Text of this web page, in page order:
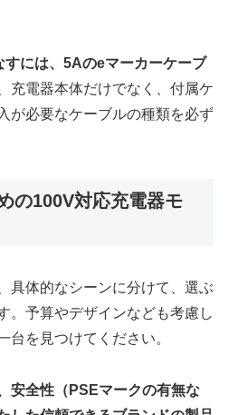
すには、5Aのeマーカーケーブ
充電器本体だけでなく、付属ケ
が必要なケーブルの種類を必ず
の100V対応充電器モ
具体的なシーンに分けて、選ぶ
。予算やデザインなども考慮し
台を見つけてください。
安全性（PSEマークの有無な